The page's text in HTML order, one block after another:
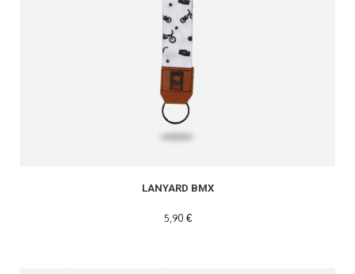
LANYARD BMX
5,90 €